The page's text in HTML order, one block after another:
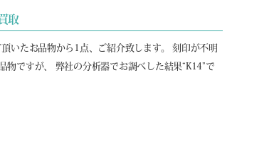
取
いたお品物から1点、ご紹介致します。 刻印が不明
物ですが、 弊社の分析器でお調べした結果“K14”で